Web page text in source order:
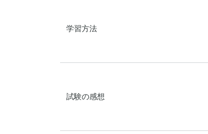
学習方法
試験の感想